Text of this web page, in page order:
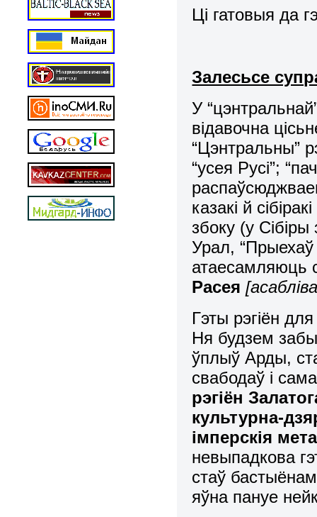
Ці гатовыя да
Залесьсе
У
відавочна
“Цэнтральны”
“усея Русі”;
казакі й
збоку (у
Урал, “Прыехаў
атаесамляюць
Расея
Гэты рэгіён
Ня будзем
ўплыў Арды,
свабодаў і
рэгіён
культурна-
імперскія
невыпадкова
стаў
яўна пануе